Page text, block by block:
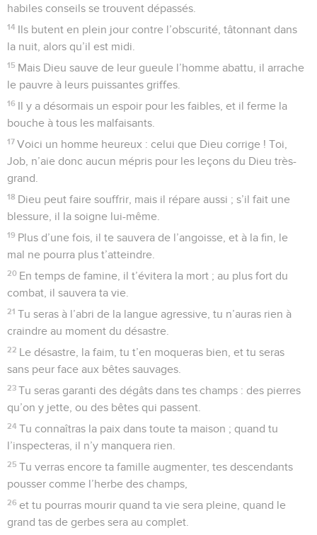
habiles conseils se trouvent dépassés.
14 Ils butent en plein jour contre l’obscurité, tâtonnant dans
la nuit, alors qu’il est midi.
15 Mais Dieu sauve de leur gueule l’homme abattu, il arrache
le pauvre à leurs puissantes griffes.
16 Il y a désormais un espoir pour les faibles, et il ferme la
bouche à tous les malfaisants.
17 Voici un homme heureux : celui que Dieu corrige ! Toi,
Job, n’aie donc aucun mépris pour les leçons du Dieu très-
grand.
18 Dieu peut faire souffrir, mais il répare aussi ; s’il fait une
blessure, il la soigne lui-même.
19 Plus d’une fois, il te sauvera de l’angoisse, et à la fin, le
mal ne pourra plus t’atteindre.
20 En temps de famine, il t’évitera la mort ; au plus fort du
combat, il sauvera ta vie.
21 Tu seras à l’abri de la langue agressive, tu n’auras rien à
craindre au moment du désastre.
22 Le désastre, la faim, tu t’en moqueras bien, et tu seras
sans peur face aux bêtes sauvages.
23 Tu seras garanti des dégâts dans tes champs : des pierres
qu’on y jette, ou des bêtes qui passent.
24 Tu connaîtras la paix dans toute ta maison ; quand tu
l’inspecteras, il n’y manquera rien.
25 Tu verras encore ta famille augmenter, tes descendants
pousser comme l’herbe des champs,
26 et tu pourras mourir quand ta vie sera pleine, quand le
grand tas de gerbes sera au complet.